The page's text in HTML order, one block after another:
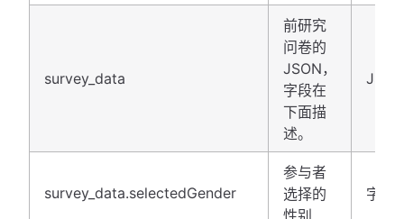
survey_data
前研究
问卷的
JSON，
字段在
下面描
述。
JSON
survey_data.selectedGender
参与者
选择的
字符